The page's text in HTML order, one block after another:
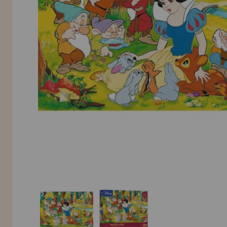
INFORMATION
info@maisondespuzzles.fr
Allez-y! Nous vous attendions.
NOUVEAU CLIENT